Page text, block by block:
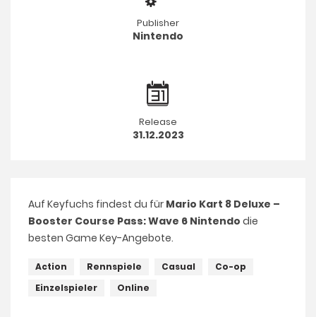
Publisher
Nintendo
Release
31.12.2023
Auf Keyfuchs findest du für Mario Kart 8 Deluxe –
Booster Course Pass: Wave 6 Nintendo die
besten Game Key-Angebote.
Action Rennspiele Casual
Co-op
Einzelspieler
Online